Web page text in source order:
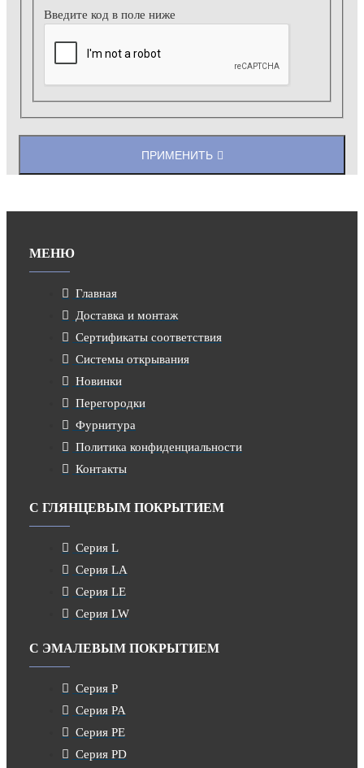
Введите код в поле ниже
ПРИМЕНИТЬ
МЕНЮ
Главная
Доставка и монтаж
Сертификаты соответствия
Системы открывания
Новинки
Перегородки
Фурнитура
Политика конфиденциальности
Контакты
С ГЛЯНЦЕВЫМ ПОКРЫТИЕМ
Серия L
Серия LA
Серия LE
Серия LW
С ЭМАЛЕВЫМ ПОКРЫТИЕМ
Серия P
Серия PA
Серия PE
Серия PD